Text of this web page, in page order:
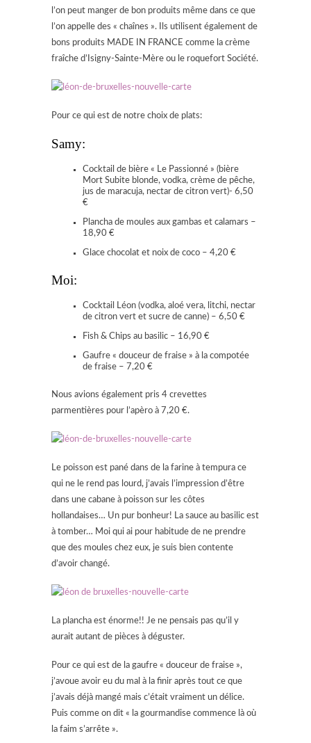
l’on peut manger de bon produits même dans ce que
l’on appelle des « chaînes ». Ils utilisent également de
bons produits MADE IN FRANCE comme la crème
fraîche d’Isigny-Sainte-Mère ou le roquefort Société.
Pour ce qui est de notre choix de plats:
Samy:
Cocktail de bière « Le Passionné » (bière
Mort Subite blonde, vodka, crème de pêche,
jus de maracuja, nectar de citron vert)- 6,50
€
Plancha de moules aux gambas et calamars –
18,90 €
Glace chocolat et noix de coco – 4,20 €
Moi:
Cocktail Léon (vodka, aloé vera, litchi, nectar
de citron vert et sucre de canne) – 6,50 €
Fish & Chips au basilic – 16,90 €
Gaufre « douceur de fraise » à la compotée
de fraise – 7,20 €
Nous avions également pris 4 crevettes
parmentières pour l’apèro à 7,20 €.
Le poisson est pané dans de la farine à tempura ce
qui ne le rend pas lourd, j’avais l’impression d’être
dans une cabane à poisson sur les côtes
hollandaises… Un pur bonheur! La sauce au basilic est
à tomber… Moi qui ai pour habitude de ne prendre
que des moules chez eux, je suis bien contente
d’avoir changé.
La plancha est énorme!! Je ne pensais pas qu’il y
aurait autant de pièces à déguster.
Pour ce qui est de la gaufre « douceur de fraise »,
j’avoue avoir eu du mal à la finir après tout ce que
j’avais déjà mangé mais c’était vraiment un délice.
Puis comme on dit « la gourmandise commence là où
la faim s’arrête ».